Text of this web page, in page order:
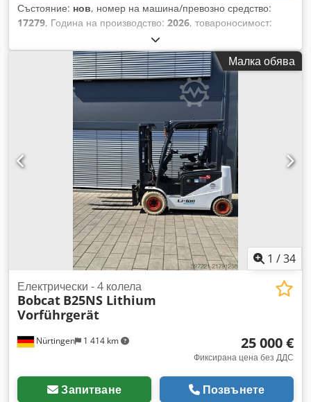
Състояние: нов, номер на машина/превозно средство:
17279, Година на производство: 2026, товароносимост:
, височина на повдигане:
повдигане:1 480 мм, център на товара:600 мм, тип гориво:
, тип мачта:триплекс, строителна височина:3 030
, дължина на вилиците:2 400 мм, размер на предната
12.00-20 100% , размер на задната гума:
, Оборудване: кабина
5218640 Сериен номер: FDC0H-5107-00494 Cjdpfx Aozp T
Малка обява
1 /34
Nürtingen 1 414 km
Електрически - 4 колела
Bobcat B25NS Lithium
Vorführgerät
25 000 €
Фиксирана цена без ДДС
Запитване Позвънете